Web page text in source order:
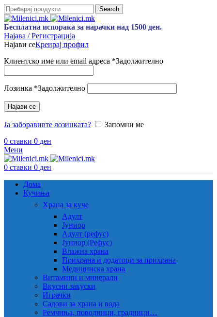
Search
Бесплатна испорака за нарачки над 1500 ден.
Најава / Регистрација
Најави сеКреирај профил
Клиентско име или email адреса *Задолжително
Лозинка *Задолжително
Најави се
Ја заборавивте лозинката?
Запомни ме
0 ставки 0 ден
Мени
0 ставки 0 ден
Дома
Кучиња
Храна за куче
Адулт
Јуниор
Адулт (рефус)
Јуниор (Рефус)
Влажна храна
Прихрана и додатоци за прихрана
Медицинска храна
Витамини и минерали
Вкусни закуски
Играчки
Садови за храна и вода
Ремчиња, поводници, градници…